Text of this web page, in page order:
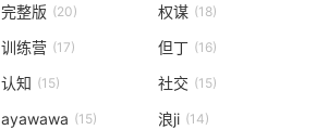
完整版 (20) 权谋 (18)
训练营 (17) 但丁 (16)
认知 (15) 社交 (15)
ayawawa (15) 浪ji (14)